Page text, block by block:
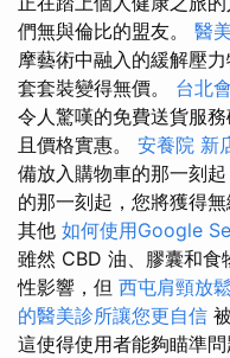
們無與倫比的盟友。 醫
摩藝術中融入的緩解壓
套套裝變得無價。 台北
令人驚嘆的免費送貨服
且價格實惠。 安養院 新
備放入購物車的那一刻
的那一刻起，您將獲得
其他 如何使用Google
雖然 CBD 油、膠囊和食
性影響，但 西屯肩頸放鬆
的醫美診所讓您更自信
這使得使用者能夠瞄準